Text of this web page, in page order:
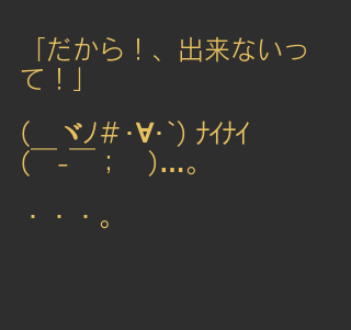
「だから！、出来ないっ
て！」
(　ヾﾉ＃･∀･`) ﾅｲﾅｲ
(￣-￣；　)…。
・・・。